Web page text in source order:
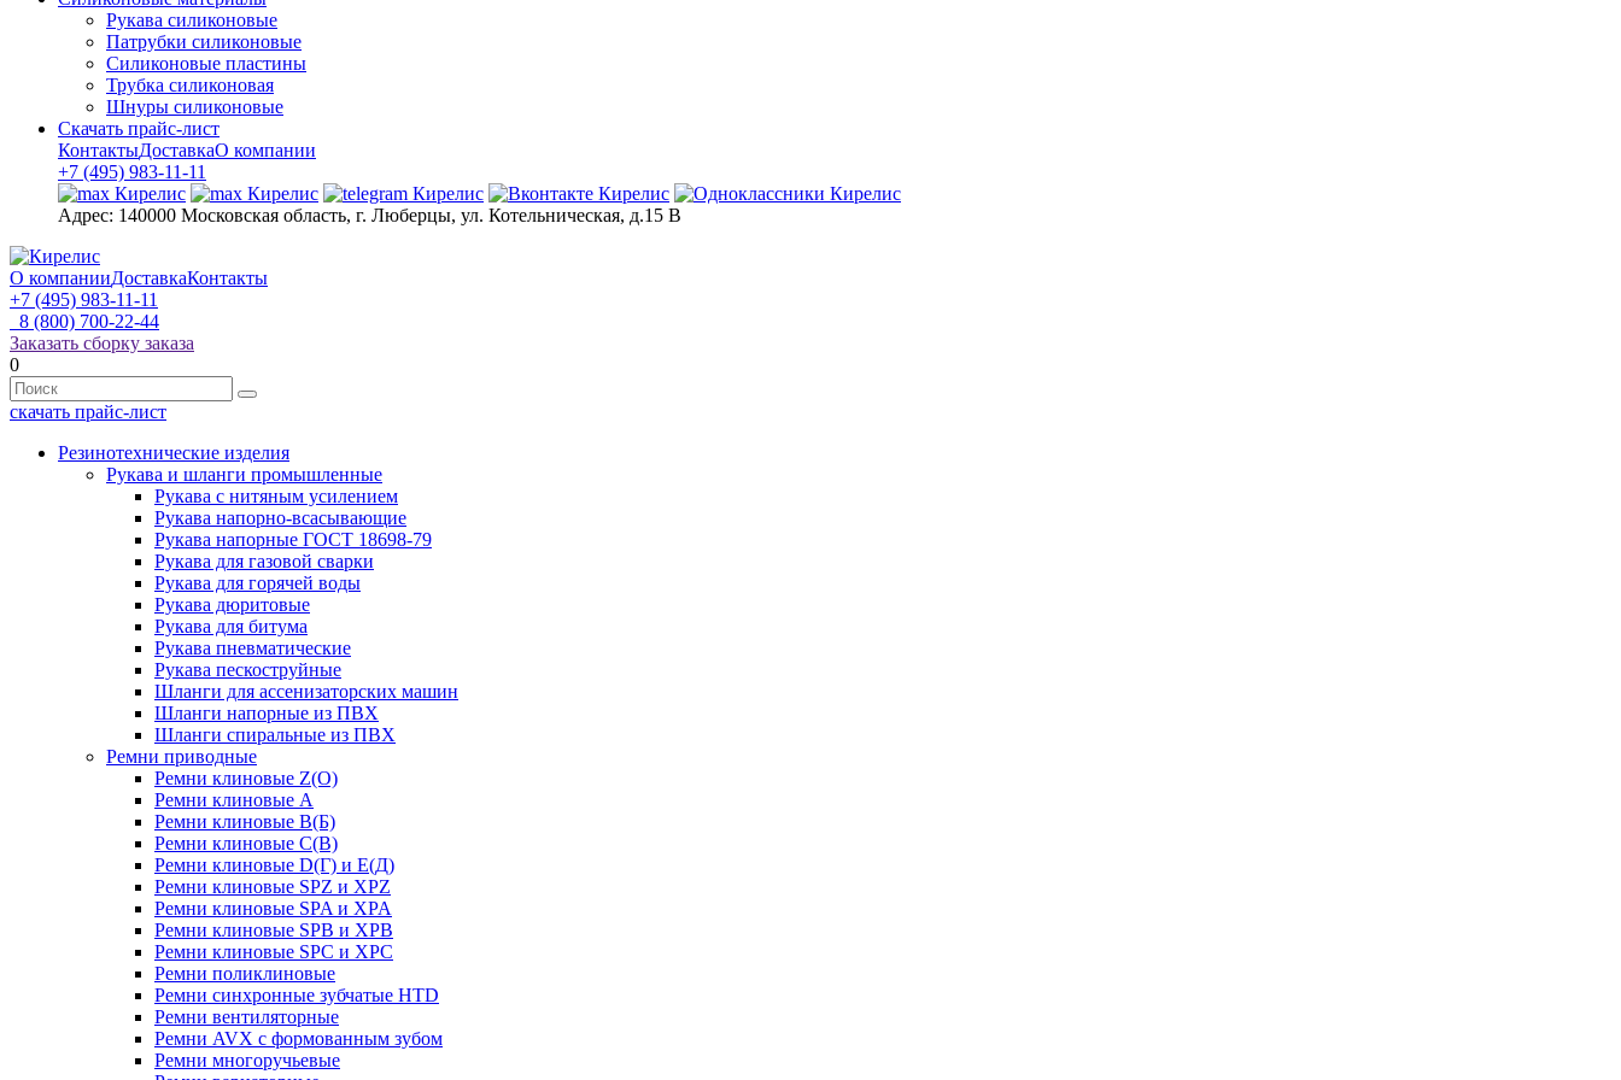
Рукава силиконовые
Патрубки силиконовые
Силиконовые пластины
Трубка силиконовая
Шнуры силиконовые
Скачать прайс-лист
КонтактыДоставкаО компании
+7 (495) 983-11-11
Адрес: 140000 Московская область, г. Люберцы, ул. Котельническая, д.15 В
О компанииДоставкаКонтакты
+7 (495) 983-11-11
8 (800) 700-22-44
Заказать сборку заказа
0
скачать прайс-лист
Резинотехнические изделия
Рукава и шланги промышленные
Рукава с нитяным усилением
Рукава напорно-всасывающие
Рукава напорные ГОСТ 18698-79
Рукава для газовой сварки
Рукава для горячей воды
Рукава дюритовые
Рукава для битума
Рукава пневматические
Рукава пескоструйные
Шланги для ассенизаторских машин
Шланги напорные из ПВХ
Шланги спиральные из ПВХ
Ремни приводные
Ремни клиновые Z(О)
Ремни клиновые А
Ремни клиновые В(Б)
Ремни клиновые С(В)
Ремни клиновые D(Г) и Е(Д)
Ремни клиновые SPZ и XPZ
Ремни клиновые SPA и XPA
Ремни клиновые SPB и XPB
Ремни клиновые SPC и XPC
Ремни поликлиновые
Ремни синхронные зубчатые HTD
Ремни вентиляторные
Ремни AVX с формованным зубом
Ремни многоручьевые